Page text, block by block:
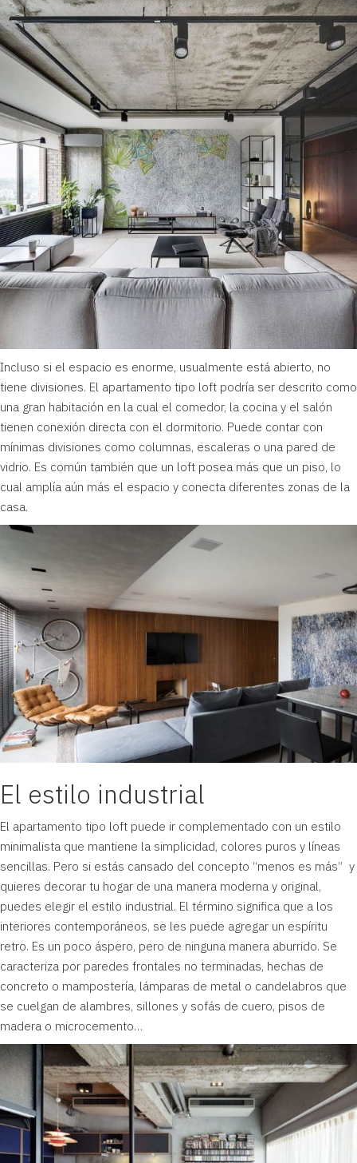
Incluso si el espacio es enorme, usualmente está abierto, no
tiene divisiones. El apartamento tipo loft podría ser descrito como
una gran habitación en la cual el comedor, la cocina y el salón
tienen conexión directa con el dormitorio. Puede contar con
mínimas divisiones como columnas, escaleras o una pared de
vidrio. Es común también que un loft posea más que un piso, lo
cual amplía aún más el espacio y conecta diferentes zonas de la
casa.
El estilo industrial
El apartamento tipo loft puede ir complementado con un estilo
minimalista que mantiene la simplicidad, colores puros y líneas
sencillas. Pero si estás cansado del concepto “menos es más” y
quieres decorar tu hogar de una manera moderna y original,
puedes elegir el estilo industrial. El término significa que a los
interiores contemporáneos, se les puede agregar un espíritu
retro. Es un poco áspero, pero de ninguna manera aburrido. Se
caracteriza por paredes frontales no terminadas, hechas de
concreto o mampostería, lámparas de metal o candelabros que
se cuelgan de alambres, sillones y sofás de cuero, pisos de
madera o microcemento…